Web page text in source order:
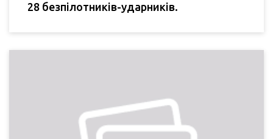
28 безпілотників-ударників.